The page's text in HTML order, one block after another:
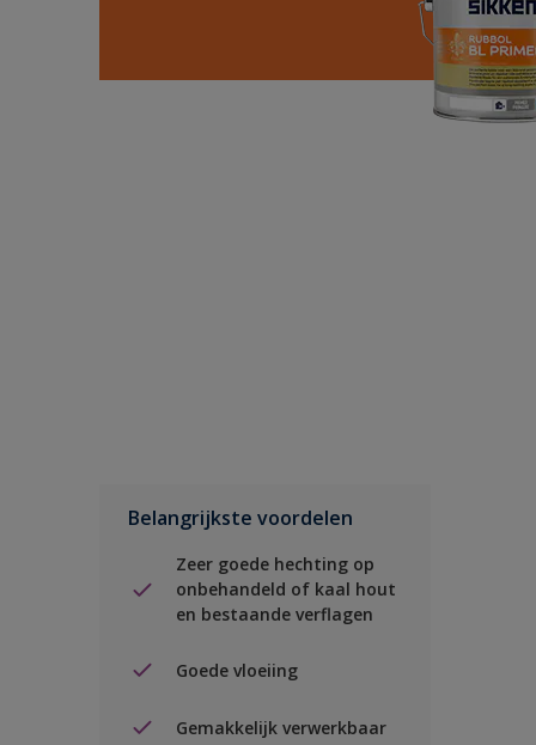
Belangrijkste voordelen
Zeer goede hechting op
onbehandeld of kaal hout
en bestaande verflagen
Goede vloeiing
Gemakkelijk verwerkbaar